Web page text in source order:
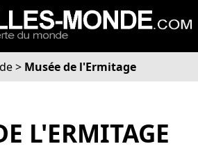
> Musée de l'Ermitage
L'ERMITAGE